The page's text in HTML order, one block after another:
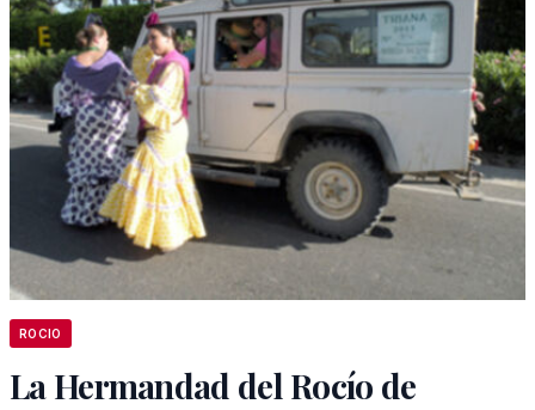
ROCIO
La Hermandad del Rocío de